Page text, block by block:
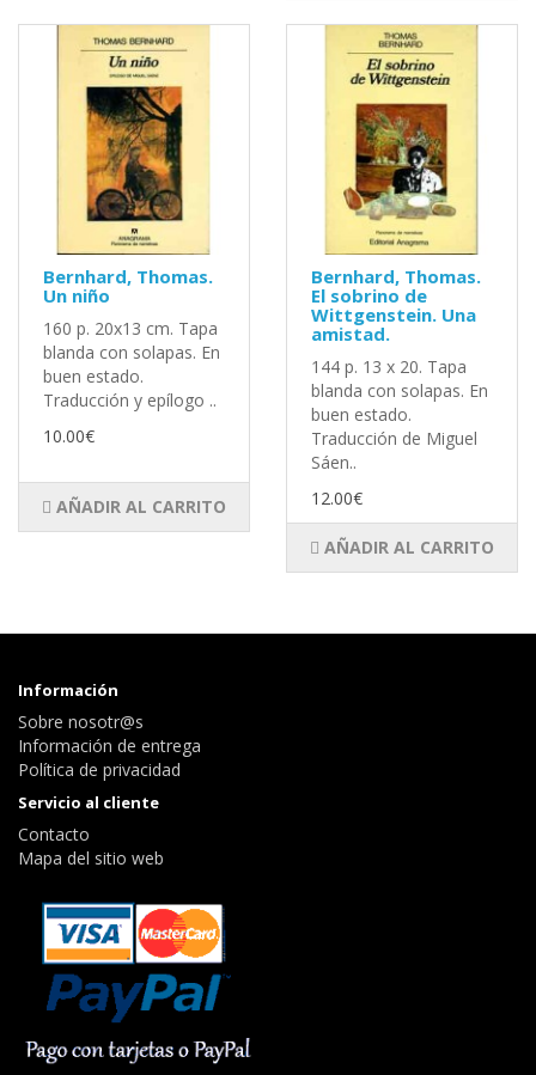
Bernhard, Thomas.
Un niño
160 p. 20x13 cm. Tapa
blanda con solapas. En
buen estado.
Traducción y epílogo ..
10.00€
AÑADIR AL CARRITO
Bernhard, Thomas.
El sobrino de
Wittgenstein. Una
amistad.
144 p. 13 x 20. Tapa
blanda con solapas. En
buen estado.
Traducción de Miguel
Sáen..
12.00€
AÑADIR AL CARRITO
Información
Sobre nosotr@s
Información de entrega
Política de privacidad
Servicio al cliente
Contacto
Mapa del sitio web